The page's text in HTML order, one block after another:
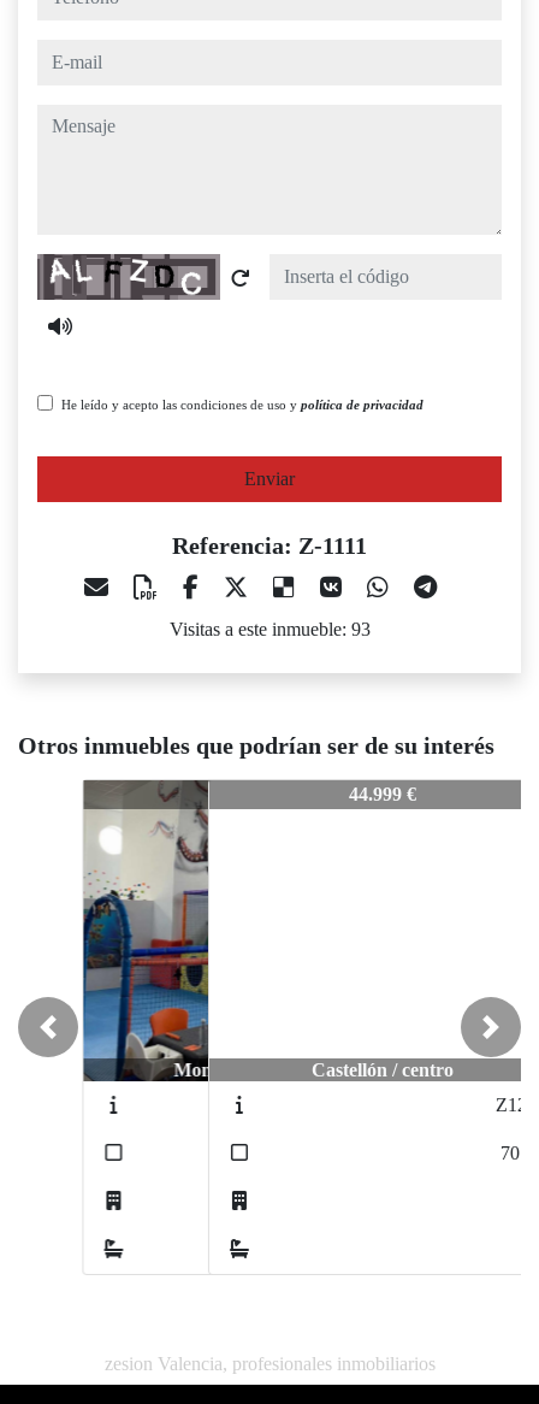
e-mail
mensaje
Captcha
He leído y acepto las condiciones de uso y política de privacidad
Enviar
Referencia: Z-1111
Visitas a este inmueble: 93
Otros inmuebles que podrían ser de su interés
Z-1111
Castellón / centro
Previous Next
zesion Valencia, profesionales inmobiliarios